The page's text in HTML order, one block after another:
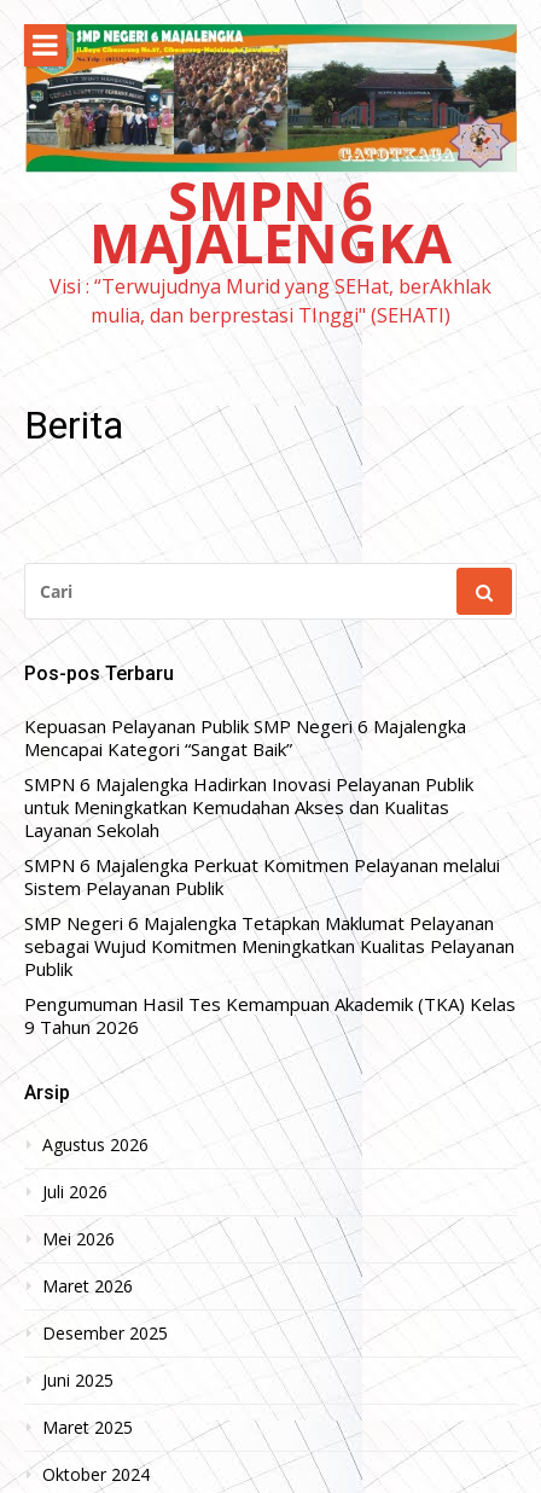
konten
SMPN 6
MAJALENGKA
Visi : “Terwujudnya Murid yang SEHat, berAkhlak
mulia, dan berprestasi TInggi" (SEHATI)
Berita
UNTUK:
Pos-pos Terbaru
Kepuasan Pelayanan Publik SMP Negeri 6 Majalengka
Mencapai Kategori “Sangat Baik”
SMPN 6 Majalengka Hadirkan Inovasi Pelayanan Publik
untuk Meningkatkan Kemudahan Akses dan Kualitas
Layanan Sekolah
SMPN 6 Majalengka Perkuat Komitmen Pelayanan melalui
Sistem Pelayanan Publik
SMP Negeri 6 Majalengka Tetapkan Maklumat Pelayanan
sebagai Wujud Komitmen Meningkatkan Kualitas Pelayanan
Publik
Pengumuman Hasil Tes Kemampuan Akademik (TKA) Kelas
9 Tahun 2026
Arsip
Agustus 2026
Juli 2026
Mei 2026
Maret 2026
Desember 2025
Juni 2025
Maret 2025
Oktober 2024